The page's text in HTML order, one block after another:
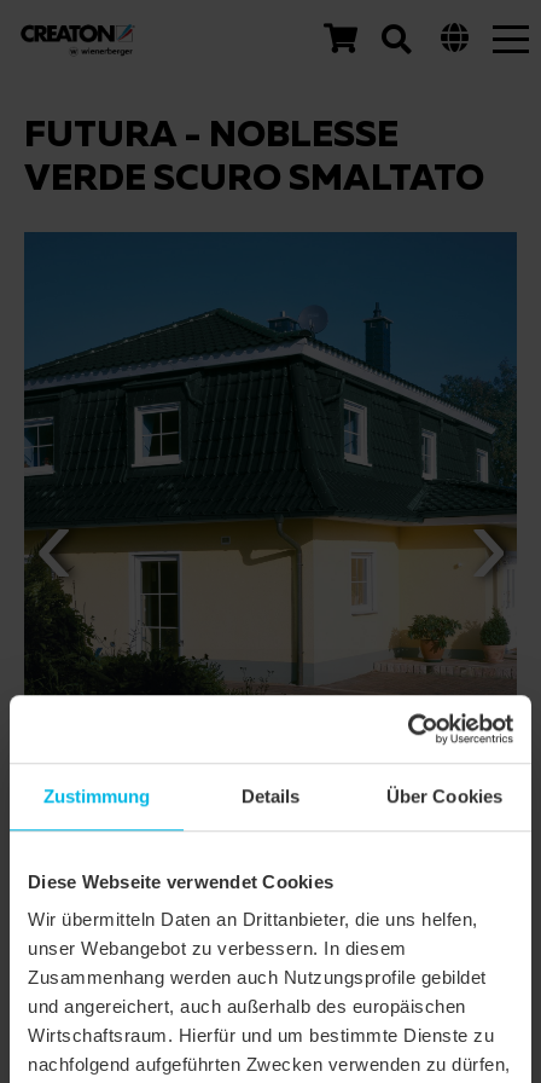
Zustimmung Details Über Cookies
Diese Webseite verwendet Cookies
Wir übermitteln Daten an Drittanbieter, die uns helfen,
unser Webangebot zu verbessern. In diesem
Zusammenhang werden auch Nutzungsprofile gebildet
und angereichert, auch außerhalb des europäischen
Wirtschaftsraum. Hierfür und um bestimmte Dienste zu
nachfolgend aufgeführten Zwecken verwenden zu dürfen,
FUTURA - NOBLESSE
VERDE SCURO SMALTATO
DETTAGLI
CLASSI FUTURA
Famiglia di prodotto Tegola piana
Gruppo prodotto Tegole